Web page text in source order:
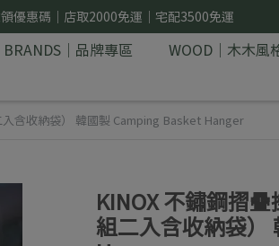
優惠碼｜店取2000免運｜宅配3500免運
BRANDS｜品牌專區 WOOD｜木木風
含收納袋） 韓國製 Camping Basket Hanger
KINOX 不鏽鋼摺
組二入含收納袋）